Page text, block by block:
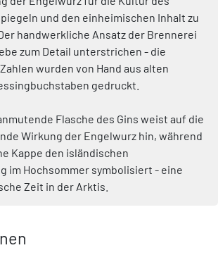
und den einheimischen Inhalt zu
handwerkliche Ansatz der Brennerei
zum Detail unterstrichen - die
wurden von Hand aus alten
gedruckt.
Flasche des Gins weist auf die
Wirkung der Engelwurz hin, während
Kappe den isländischen
im Hochsommer symbolisiert - eine
Zeit in der Arktis.